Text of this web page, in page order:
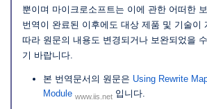
뿐이며 마이크로소프트는 이에 관한 어떠한
번역이 완료된 이후에도 대상 제품 및 기술이
따라 원문의 내용도 변경되거나 보완되었을
기 바랍니다.
본 번역문서의 원문은 Using Rewrite
Module www.iis.net 입니다.